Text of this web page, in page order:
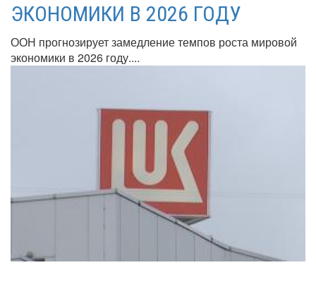
ЭКОНОМИКИ В 2026 ГОДУ
ООН прогнозирует замедление темпов роста мировой
экономики в 2026 году....